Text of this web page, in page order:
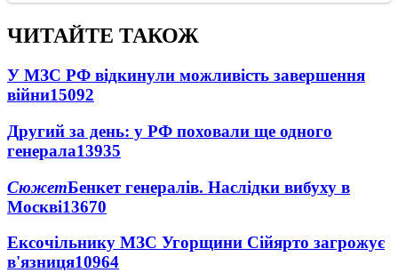
ЧИТАЙТЕ ТАКОЖ
У МЗС РФ відкинули можливість завершення
війни15092
Другий за день: у РФ поховали ще одного
генерала13935
СюжетБенкет генералів. Наслідки вибуху в
Москві13670
Ексочільнику МЗС Угорщини Сійярто загрожує
в'язниця10964